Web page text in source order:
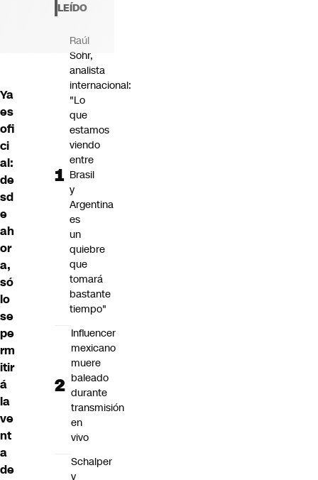
Ya
es
ofi
ci
al:
de
sd
e
ah
or
a,
só
lo
se
pe
rm
itir
á
la
ve
nt
a
de
LEÍDO
Raúl
Sohr,
analista
internacional:
"Lo
que
estamos
viendo
entre
Brasil
y
Argentina
es
un
quiebre
que
tomará
bastante
tiempo"
Influencer
mexicano
muere
baleado
durante
transmisión
en
vivo
Schalper
y